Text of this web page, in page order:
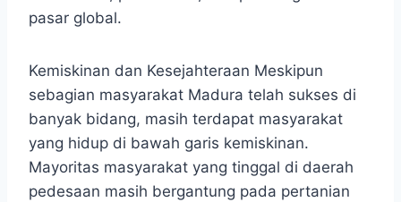
pasar global.
Kemiskinan dan Kesejahteraan Meskipun
sebagian masyarakat Madura telah sukses di
banyak bidang, masih terdapat masyarakat
yang hidup di bawah garis kemiskinan.
Mayoritas masyarakat yang tinggal di daerah
pedesaan masih bergantung pada pertanian